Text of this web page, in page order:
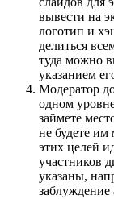
вывести на
логотип и
делиться
туда можно
указанием
Модератор
одном
займете
не будете им
этих целей
участников
указаны,
заблуждение